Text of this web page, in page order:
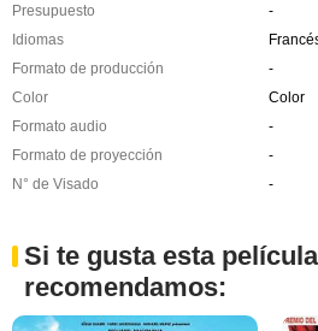
Presupuesto
-
Idiomas
Formato de producción
-
Color
Color
Formato audio
-
Formato de proyección
-
N° de Visado
-
Si te gusta esta
recomendamos: